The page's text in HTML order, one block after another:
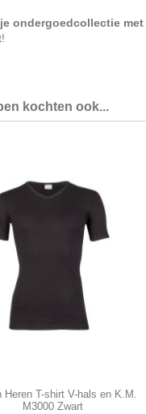
ondergoedcollectie
kochten ook...
Heren T-shirt V-hals en K.M.
M3000 Zwart